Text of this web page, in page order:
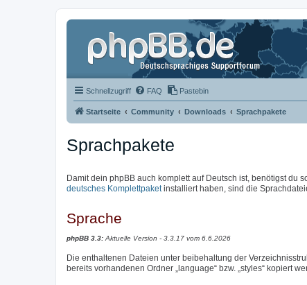
Schnellzugriff FAQ Pastebin
Startseite Community Downloads Sprachpakete
Sprachpakete
Damit dein phpBB auch komplett auf Deutsch ist, benötigst du
deutsches Komplettpaketinstalliert haben, sind die
Sprache
phpBB 3.3:Aktuelle Version - 3.3.17 vom 6.6.2026
Die enthaltenen Dateien unter beibehaltung der
bereits vorhandenen Ordner „language“ bzw. „styles“ kopiert